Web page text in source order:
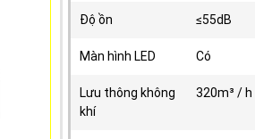
Độ ồn ≤55dB
Màn hình LED Có
Lưu thông không
khí
320m³ / h